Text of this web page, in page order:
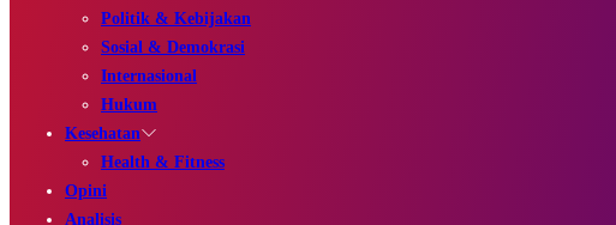
Politik & Kebijakan
Sosial & Demokrasi
Internasional
Hukum
Kesehatan
Health & Fitness
Opini
Analisis